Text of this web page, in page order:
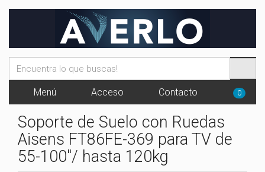
Menú Acceso Contacto 0
Soporte de Suelo con Ruedas
Aisens FT86FE-369 para TV de
55-100"/ hasta 120kg